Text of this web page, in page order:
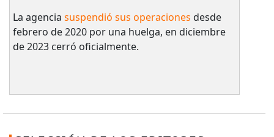
La agencia suspendió sus operaciones desde
febrero de 2020 por una huelga, en diciembre
de 2023 cerró oficialmente.